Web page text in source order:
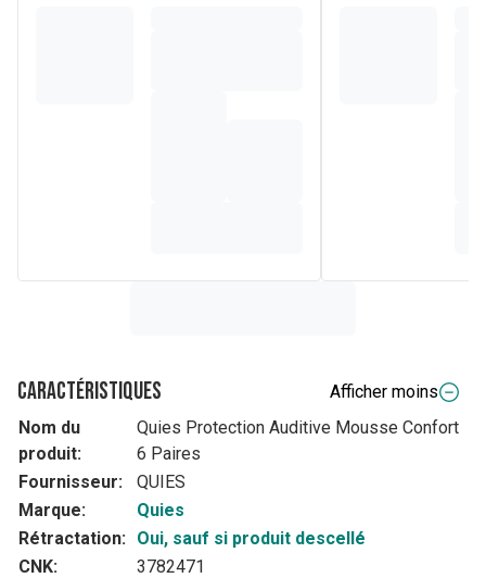
Caractéristiques
Afficher moins
Nom du
produit:
Quies Protection Auditive Mousse Confort
6 Paires
Fournisseur:
QUIES
Marque:
Quies
Rétractation: Oui, sauf si produit descellé
CNK:
3782471